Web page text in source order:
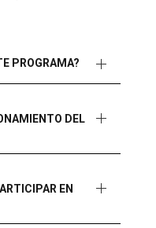
PROGRAMA?
DEL
EN